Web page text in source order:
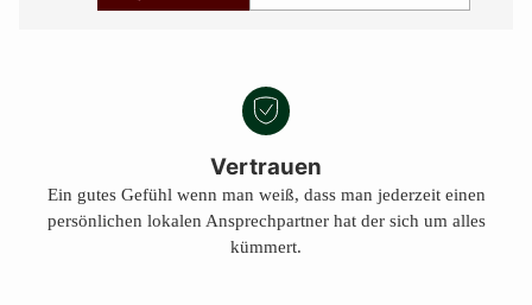
Vertrauen
Ein gutes Gefühl wenn man weiß, dass man jederzeit einen
persönlichen lokalen Ansprechpartner hat der sich um alles
kümmert.